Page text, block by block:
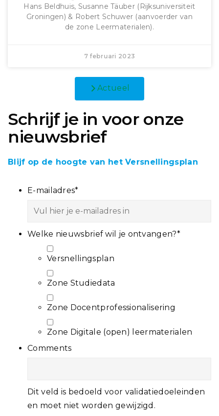
Hans Beldhuis, Susanne Täuber (Rijksuniversiteit
Groningen) & Robert Schuwer (aanvoerder van
de zone Leermaterialen).
7 februari 2023
Actueel
Schrijf je in voor onze
nieuwsbrief
Blijf op de hoogte van het Versnellingsplan
E-mailadres*
Welke nieuwsbrief wil je ontvangen?*
Versnellingsplan
Zone Studiedata
Zone Docentprofessionalisering
Zone Digitale (open) leermaterialen
Comments
Dit veld is bedoeld voor validatiedoeleinden
en moet niet worden gewijzigd.